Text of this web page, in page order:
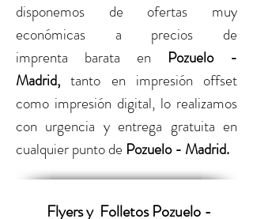
disponemos de ofertas muy
económicas a precios de
imprenta barata en Pozuelo -
Madrid,tanto en impresión offset
como impresión digital, lo realizamos
con urgencia y entrega gratuita en
cualquier punto de Pozuelo - Madrid.
Flyers y Folletos Pozuelo -